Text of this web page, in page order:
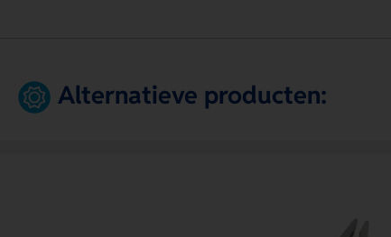
Alternatieve producten: